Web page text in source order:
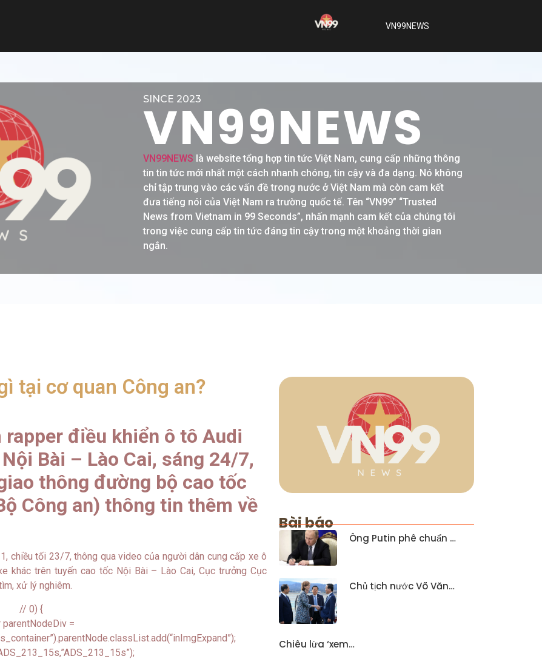
VN99NEWS
SINCE 2023
VN99NEWS
VN99NEWS là website tổng hợp tin tức Việt Nam, cung cấp những thông
tin tin tức mới nhất một cách nhanh chóng, tin cậy và đa dạng. Nó không
chỉ tập trung vào các vấn đề trong nước ở Việt Nam mà còn cam kết
đưa tiếng nói của Việt Nam ra trường quốc tế. Tên “VN99” “Trusted
News from Vietnam in 99 Seconds”, nhấn mạnh cam kết của chúng tôi
trong việc cung cấp tin tức đáng tin cậy trong một khoảng thời gian
ngắn.
tại cơ quan Công an?
điều khiển ô tô Audi
Bài – Lào Cai, sáng 24/7,
thông đường bộ cao tốc
Công an) thông tin thêm về
chiều tối 23/7, thông qua video của người dân cung cấp xe ô
khác trên tuyến cao tốc Nội Bài – Lào Cai, Cục trưởng Cục
xử lý nghiêm.
// 0) {
parentNodeDiv =
Bài báo
Ông Putin phê chuẩn …
Chủ tịch nước Võ Văn…
Chiêu lừa ‘xem…